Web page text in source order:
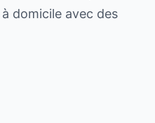
domicile avec des